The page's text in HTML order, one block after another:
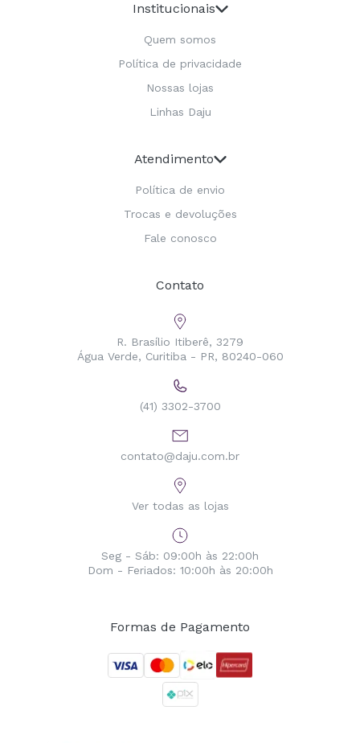
Institucionais
Quem somos
Política de privacidade
Nossas lojas
Linhas Daju
Atendimento
Política de envio
Trocas e devoluções
Fale conosco
Contato
R. Brasílio Itiberê, 3279
Água Verde, Curitiba - PR, 80240-060
(41) 3302-3700
contato@daju.com.br
Ver todas as lojas
Seg - Sáb: 09:00h às 22:00h
Dom - Feriados: 10:00h às 20:00h
Formas de Pagamento